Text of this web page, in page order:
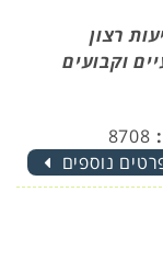
רצון
וקבועים
8708
נוספים